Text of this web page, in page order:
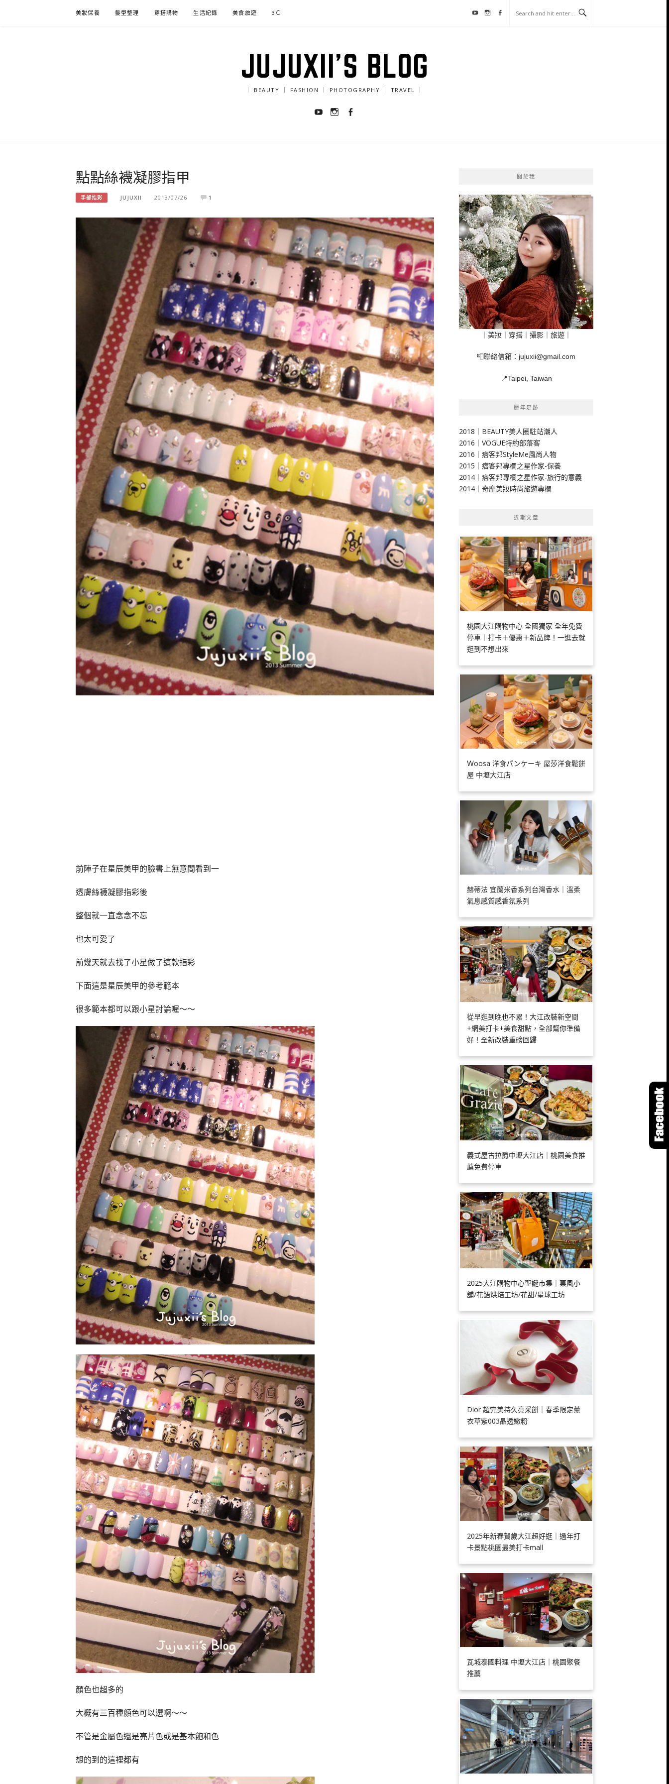
美妝保養 髮型整理 穿搭購物 生活紀錄 美食旅遊 3Ｃ Youtube
Instagram
Facebook
JUJUXII'S BLOG
｜ BEAUTY ｜ FASHION ｜ PHOTOGRAPHY ｜ TRAVEL ｜
YoutubeInstagram
點點絲襪凝膠指甲
手部指彩 JUJUXII 2013/07/26 1
前陣子在星辰美甲的臉書上無意間看到一
透膚絲襪凝膠指彩後
整個就一直念念不忘
也太可愛了
前幾天就去找了小星做了這款指彩
下面這是星辰美甲的參考範本
很多範本都可以跟小星討論喔～～
顏色也超多的
大概有三百種顏色可以選啊～～
不管是金屬色還是亮片色或是基本飽和色
想的到的這裡都有
關於我
｜美妝｜穿搭｜攝影｜旅遊｜
📮聯絡信箱： jujuxii@gmail.com
📍Taipei, Taiwan
歷年足跡
2018｜BEAUTY美人圈駐站潮人
2016｜VOGUE特約部落客
2016｜痞客邦StyleMe風尚人物
2015｜痞客邦專欄之星作家-保養
2014｜痞客邦專欄之星作家-旅行的意義
2014｜奇摩美妝時尚旅遊專欄
近期文章
桃園大江購物中心 全國獨家 全年免費
停車｜打卡＋優惠＋新品牌！一進去就
逛到不想出來
Ｗoosa 洋食パンケーキ 屋莎洋食鬆餅
屋 中壢大江店
赫蒂法 宜蘭米香系列台灣香水｜溫柔
氣息感質感香氛系列
從早逛到晚也不累！大江改裝新空間
+網美打卡+美食甜點，全部幫你準備
好！全新改裝重磅回歸
義式屋古拉爵中壢大江店｜桃園美食推
薦免費停車
2025大江購物中心聖誕市集｜菓風小
舖/花語烘焙工坊/花甜/星球工坊
Dior 超完美持久亮采餅｜春季限定薰
衣草紫003晶透嫩粉
2025年新春賀歲大江超好逛｜過年打
卡景點桃園最美打卡mall
瓦城泰國料理 中壢大江店｜桃園聚餐
推薦